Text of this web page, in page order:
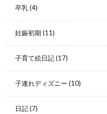
卒乳(4)
妊娠初期 (11)
子育て絵日記(17)
子連れディズニー (10)
日記(7)